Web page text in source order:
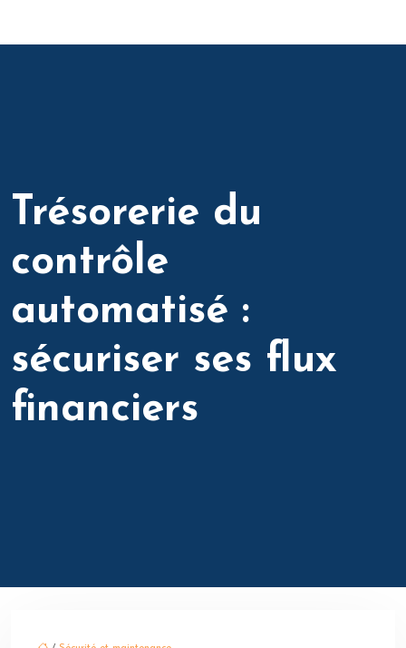
Trésorerie du
contrôle
automatisé :
sécuriser ses flux
financiers